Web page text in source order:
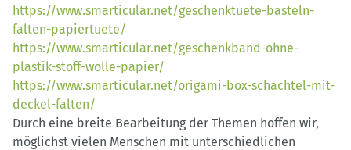
https://www.smarticular.net/geschenktuete-basteln-
falten-papiertuete/
https://www.smarticular.net/geschenkband-ohne-
plastik-stoff-wolle-papier/
https://www.smarticular.net/origami-box-schachtel-mit-
deckel-falten/
Durch eine breite Bearbeitung der Themen hoffen wir,
möglichst vielen Menschen mit unterschiedlichen